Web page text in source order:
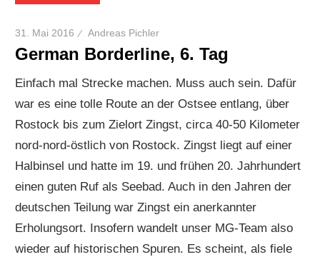
31. Mai 2016 Andreas Pichler
German Borderline, 6. Tag
Einfach mal Strecke machen. Muss auch sein. Dafür
war es eine tolle Route an der Ostsee entlang, über
Rostock bis zum Zielort Zingst, circa 40-50 Kilometer
nord-nord-östlich von Rostock. Zingst liegt auf einer
Halbinsel und hatte im 19. und frühen 20. Jahrhundert
einen guten Ruf als Seebad. Auch in den Jahren der
deutschen Teilung war Zingst ein anerkannter
Erholungsort. Insofern wandelt unser MG-Team also
wieder auf historischen Spuren. Es scheint, als fiele